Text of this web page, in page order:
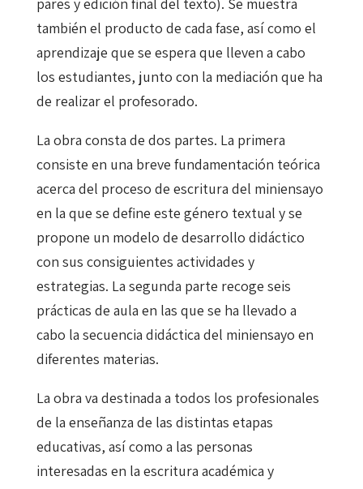
también el producto de cada fase, así como el
aprendizaje que se espera que lleven a cabo
los estudiantes, junto con la mediación que ha
de realizar el profesorado.
La obra consta de dos partes. La primera
consiste en una breve fundamentación teórica
acerca del proceso de escritura del miniensayo
en la que se define este género textual y se
propone un modelo de desarrollo didáctico
con sus consiguientes actividades y
estrategias. La segunda parte recoge seis
prácticas de aula en las que se ha llevado a
cabo la secuencia didáctica del miniensayo en
diferentes materias.
La obra va destinada a todos los profesionales
de la enseñanza de las distintas etapas
educativas, así como a las personas
interesadas en la escritura académica y